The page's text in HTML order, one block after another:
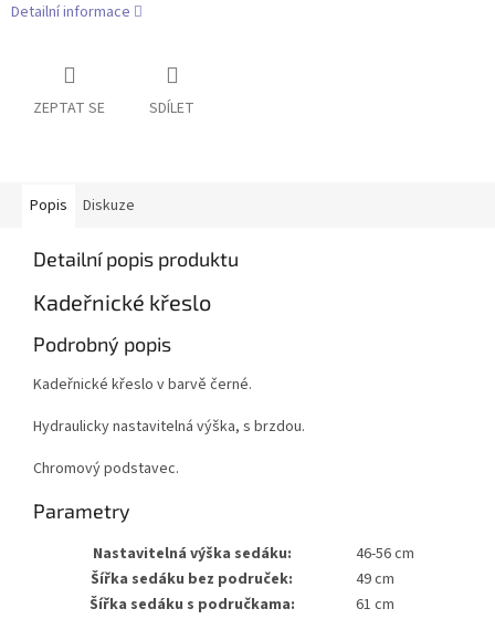
Detailní informace
ZEPTAT SE SDÍLET
Popis Diskuze
Detailní popis produktu
Kadeřnické křeslo
Podrobný popis
Kadeřnické křeslo v barvě černé.
Hydraulicky nastavitelná výška, s brzdou.
Chromový podstavec.
Parametry
Nastavitelná výška sedáku:
46-56 cm
Šířka sedáku bez područek:
49 cm
Šířka sedáku s područkama:
61 cm